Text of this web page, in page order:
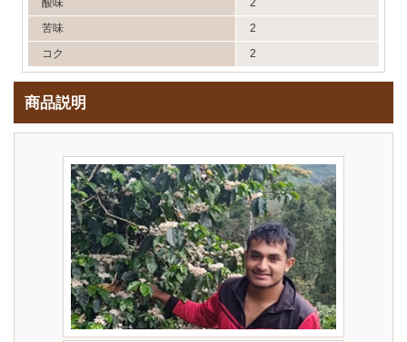
酸味
2
苦味
2
コク
2
商品説明